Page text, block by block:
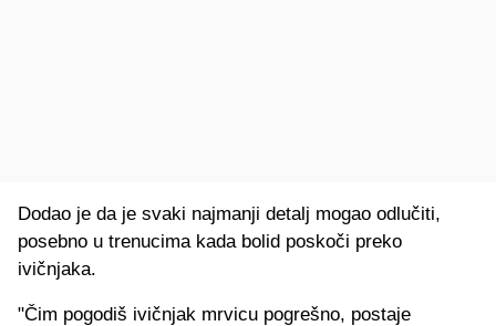
Dodao je da je svaki najmanji detalj mogao odlučiti,
posebno u trenucima kada bolid poskoči preko
ivičnjaka.
"Čim pogodiš ivičnjak mrvicu pogrešno, postaje